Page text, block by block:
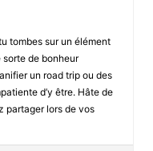
tombes sur un élément
sorte de bonheur
un road trip ou des
d’y être. Hâte de
partager lors de vos